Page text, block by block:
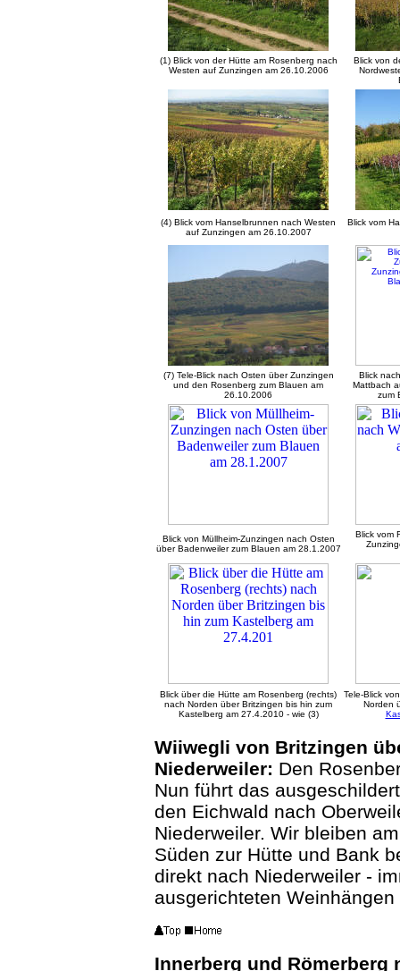
(1) Blick von der Hütte am Rosenberg nach
Westen auf Zunzingen am 26.10.2006
Blick von
(4) Blick vom Hanselbrunnen nach Westen
auf Zunzingen am 26.10.2007
Blick vom
(7) Tele-Blick nach Osten über Zunzingen
und den Rosenberg zum Blauen am
26.10.2006
Blick
Mattbach
zum
Blick von Müllheim-Zunzingen nach Osten
über Badenweiler zum Blauen am 28.1.2007
Blick vom
Blick über die Hütte am Rosenberg (rechts)
nach Norden über Britzingen bis hin zum
Kastelberg am 27.4.2010 - wie (3)
Tele-Blick
Norden
Wiiwegli von Britzingen
Niederweiler: Den
Nun führt das
den Eichwald nach
Niederweiler. Wir bleiben
Süden zur Hütte und Bank
direkt nach Niederweiler -
ausgerichteten
Innerberg und Römerberg